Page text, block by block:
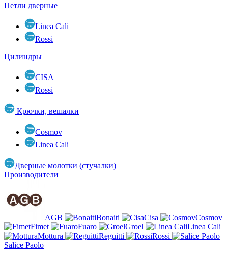
Петли дверные
Linea Cali
Rossi
Цилиндры
CISA
Rossi
Крючки, вешалки
Cosmov
Linea Cali
Дверные молотки (стучалки)
Производители
AGB Bonaiti Cisa
Cosmov
Fimet
Fuaro Groel
Linea Cali
Mottura
Reguitti
Rossi
Salice Paolo